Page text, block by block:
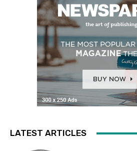
LATEST ARTICLES